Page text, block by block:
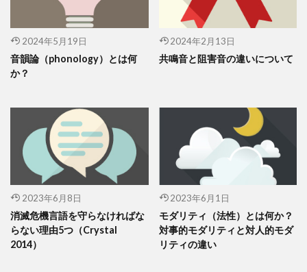
2024年5月19日
音韻論（phonology）とは何
か？
2024年2月13日
共鳴音と阻害音の違いについて
2023年6月8日
消滅危機言語を守らなければな
らない理由5つ（Crystal
2014）
2023年6月1日
モダリティ（法性）とは何か？
対事的モダリティと対人的モダ
リティの違い